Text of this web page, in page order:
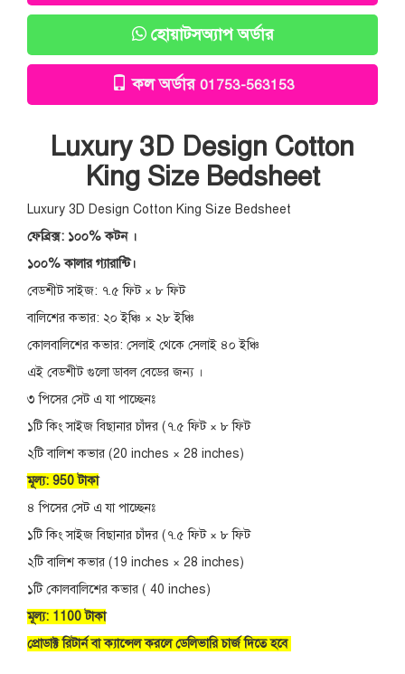
হোয়াটসঅ্যাপ অর্ডার
কল অর্ডার 01753-563153
Luxury 3D Design Cotton
King Size Bedsheet
Luxury 3D Design Cotton King Size Bedsheet
ফেব্রিক্স: ১০০% কটন ।
১০০% কালার গ্যারান্টি।
বেডশীট সাইজ: ৭.৫ ফিট × ৮ ফিট
বালিশের কভার: ২০ ইঞ্চি × ২৮ ইঞ্চি
কোলবালিশের কভার: সেলাই থেকে সেলাই ৪০ ইঞ্চি
এই বেডশীট গুলো ডাবল বেডের জন্য ।
৩ পিসের সেট এ যা পাচ্ছেনঃ
১টি কিং সাইজ বিছানার চাঁদর (৭.৫ ফিট × ৮ ফিট
২টি বালিশ কভার (20 inches × 28 inches)
মূল্য: 950 টাকা
৪ পিসের সেট এ যা পাচ্ছেনঃ
১টি কিং সাইজ বিছানার চাঁদর (৭.৫ ফিট × ৮ ফিট
২টি বালিশ কভার (19 inches × 28 inches)
১টি কোলবালিশের কভার ( 40 inches)
মূল্য: 1100 টাকা
প্রোডাক্ট রিটার্ন বা ক্যান্সেল করলে ডেলিভারি চার্জ দিতে হবে